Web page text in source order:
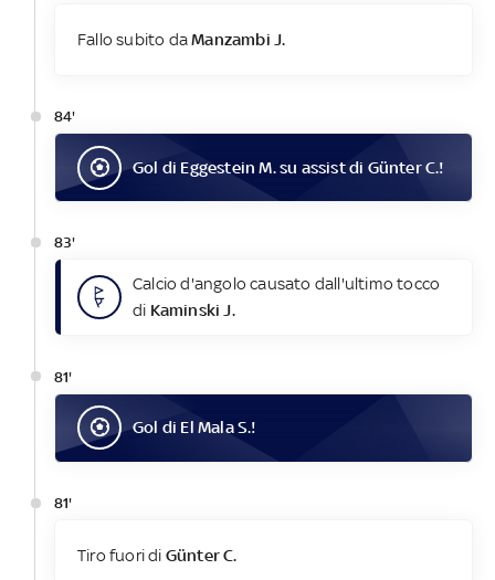
Fallo subito daManzambi J.
84'
Gol di Eggestein M.su assist di Günter C.!
83'
Calcio d'angolo causato dall'ultimo tocco
di Kaminski J.
81'
Gol di El Mala S.!
81'
Tiro fuori di Günter C.